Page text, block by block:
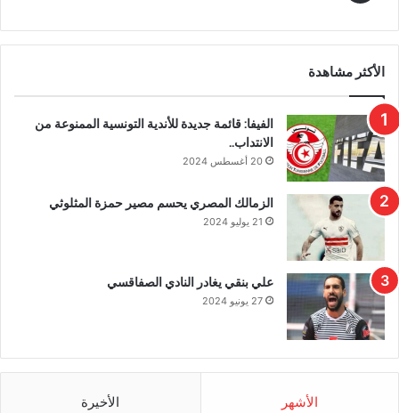
الأكثر مشاهدة
الفيفا: قائمة جديدة للأندية التونسية الممنوعة من
الانتداب..
20 أغسطس 2024
الزمالك المصري يحسم مصير حمزة المثلوثي
21 يوليو 2024
علي بنقي يغادر النادي الصفاقسي
27 يونيو 2024
الأشهر الأخيرة